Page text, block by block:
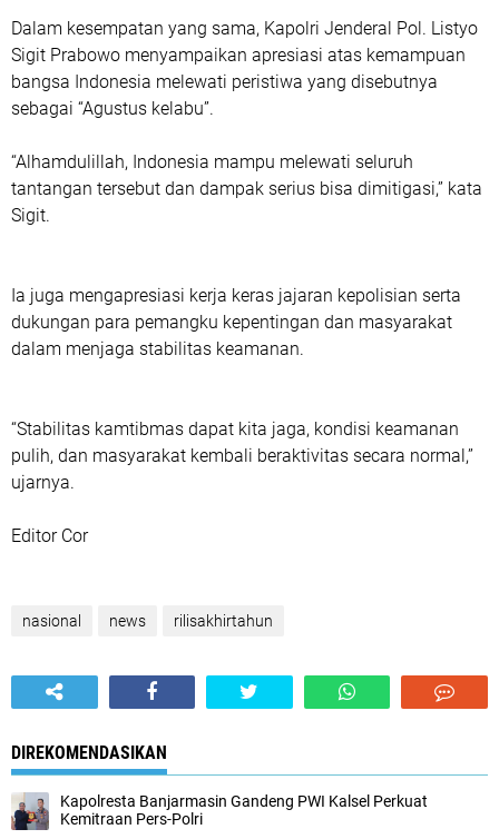
Dalam kesempatan yang sama, Kapolri Jenderal Pol. Listyo
Sigit Prabowo menyampaikan apresiasi atas kemampuan
bangsa Indonesia melewati peristiwa yang disebutnya
sebagai “Agustus kelabu”.
“Alhamdulillah, Indonesia mampu melewati seluruh
tantangan tersebut dan dampak serius bisa dimitigasi,” kata
Sigit.
Ia juga mengapresiasi kerja keras jajaran kepolisian serta
dukungan para pemangku kepentingan dan masyarakat
dalam menjaga stabilitas keamanan.
“Stabilitas kamtibmas dapat kita jaga, kondisi keamanan
pulih, dan masyarakat kembali beraktivitas secara normal,”
ujarnya.
Editor Cor
nasional news rilisakhirtahun
DIREKOMENDASIKAN
Kapolresta Banjarmasin Gandeng PWI Kalsel Perkuat
Kemitraan Pers-Polri